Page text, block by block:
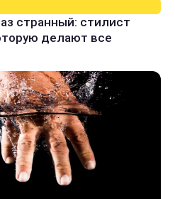
странный: стилист
делают все